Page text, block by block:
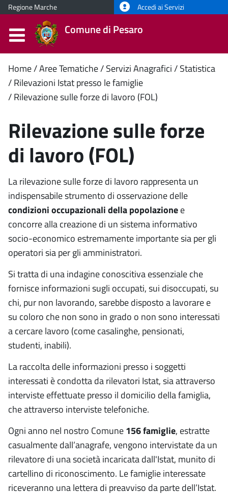
Regione Marche Accedi ai Servizi
Comune di Pesaro
Contenuto
principale
Home Aree Tematiche Servizi Anagrafici
Statistica
Rilevazioni Istat presso le famiglie
Rilevazione sulle forze di lavoro (FOL)
Rilevazione sulle forze
di lavoro (FOL)
La rilevazione sulle forze di lavoro rappresenta un
indispensabile strumento di osservazione delle
condizioni occupazionali della popolazionee
concorre alla creazione di un sistema informativo
socio-economico estremamente importante sia per gli
operatori sia per gli amministratori.
Si tratta di una indagine conoscitiva essenziale che
fornisce informazioni sugli occupati, sui disoccupati, su
chi, pur non lavorando, sarebbe disposto a lavorare e
su coloro che non sono in grado o non sono interessati
a cercare lavoro (come casalinghe, pensionati,
studenti, inabili).
La raccolta delle informazioni presso i soggetti
interessati è condotta da rilevatori Istat, sia attraverso
interviste effettuate presso il domicilio della famiglia,
che attraverso interviste telefoniche.
Ogni anno nel nostro Comune156 famiglie, estratte
casualmente dall’anagrafe, vengono intervistate da un
rilevatore di una società incaricata dall'Istat, munito di
cartellino di riconoscimento. Le famiglie interessate
riceveranno una lettera di preavviso da parte dell’Istat.